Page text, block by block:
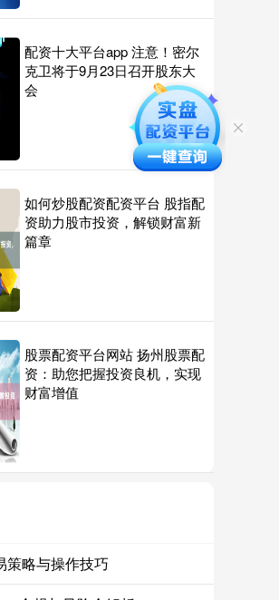
配资十大平台app 注意！密尔
克卫将于9月23日召开股东大
会
如何炒股配资配资平台 股指配
资助力股市投资，解锁财富新
篇章
股票配资平台网站 扬州股票配
资：助您把握投资良机，实现
财富增值
策略与操作技巧